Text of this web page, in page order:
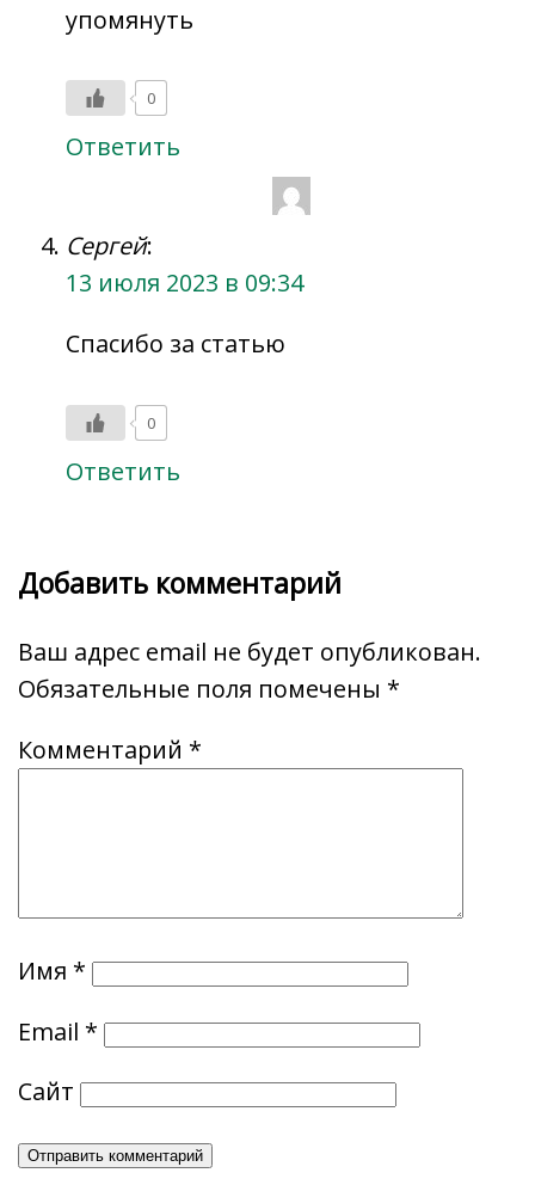
упомянуть
0
Ответить
Сергей:
13 июля 2023 в 09:34
Спасибо за статью
0
Ответить
Добавить комментарий
Ваш адрес email не будет опубликован.
Обязательные поля помечены *
Комментарий *
Имя *
Email *
Сайт